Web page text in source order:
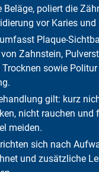
Wie vorbereiten?
sollten Patienten
ich nach einer Reinigung
Zahnreinigung:
Was ist nicht erlaubt?
Kurz erklärt
und was
Häufige Fragen
Fazit
Beläge, poliert die
vor Karies und
Plaque-
Zahnstein,
sowie Politur
gilt: kurz
nicht rauchen und
meiden.
sich nach
und zusätzliche